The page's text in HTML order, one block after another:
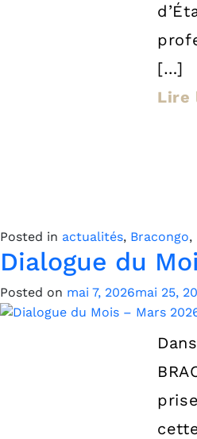
[…]
Lire
Posted in actualités, Bracongo,
Dialogue du
Posted on mai 7, 2026mai 25,